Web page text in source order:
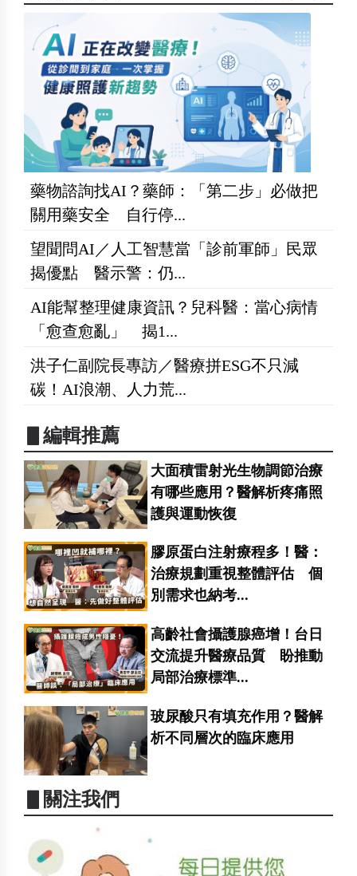
藥物諮詢找AI？藥師：「第二步」必做把
關用藥安全 自行停...
望聞問AI／人工智慧當「診前軍師」民眾
揭優點 醫示警：仍...
AI能幫整理健康資訊？兒科醫：當心病情
「愈查愈亂」 揭1...
洪子仁副院長專訪／醫療拼ESG不只減
碳！AI浪潮、人力荒...
▋編輯推薦
大面積雷射光生物調節治療
有哪些應用？醫解析疼痛照
護與運動恢復
膠原蛋白注射療程多！醫：
治療規劃重視整體評估 個
別需求也納考...
高齡社會攝護腺癌增！台日
交流提升醫療品質 盼推動
局部治療標準...
玻尿酸只有填充作用？醫解
析不同層次的臨床應用
▋關注我們